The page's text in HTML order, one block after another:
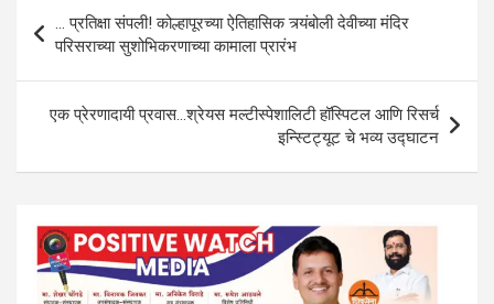
p
p
o
k
m
navigation
… प्रतिक्षा संपली! कोल्हापूरच्या ऐतिहासिक त्र्यंबोली देवीच्या मंदिर
परिसराच्या सुशोभिकरणाच्या कामाला प्रारंभ
एक प्रेरणादायी प्रवास…श्रेयस मल्टीस्पेशालिटी हॉस्पिटल आणि रिसर्च
इन्स्टिट्यूट चे भव्य उद्घाटन